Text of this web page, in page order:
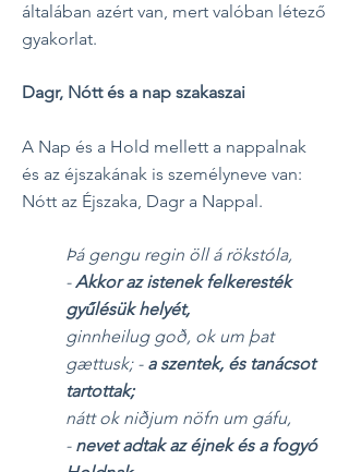
általában azért van, mert valóban létező
gyakorlat.
Dagr, Nótt és a nap szakaszai
A Nap és a Hold mellett a nappalnak
és az éjszakának is személyneve van:
Nótt az Éjszaka, Dagr a Nappal.
Þá gengu regin öll á rökstóla,
-Akkor az istenek felkeresték
gyűlésük helyét,
ginnheilug goð, ok um þat
gættusk; - a szentek, és tanácsot
tartottak;
nátt ok niðjum nöfn um gáfu,
- nevet adtak az éjnek és a fogyó